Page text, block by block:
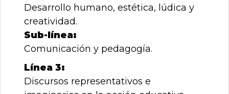
Desarrollo humano, estética, lúdica y
creatividad.
Sub-línea:
Comunicación y pedagogía.
Línea 3:
Discursos representativos e